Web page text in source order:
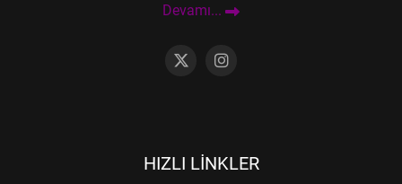
Devamı...
HIZLI LINKLER